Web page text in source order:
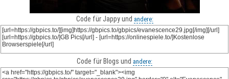
Code für Jappy und andere:
Code für Blogs und andere: